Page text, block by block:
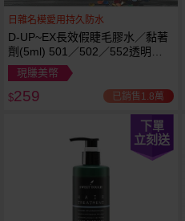
日雜名模愛用持久防水
D-UP~EX長效假睫毛膠水／黏著
劑(5ml) 501／502／552透明／
553黑色／554咖啡色 款式可選
現賺美幣
$259 已銷售1.8萬
下單
立刻送